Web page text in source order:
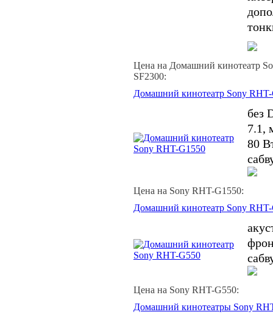
Цена на Домашний кинотеатр
SF2300:
Домашний кинотеатр Sony
без
7.1,
80
Цена на Sony RHT-G1550:
Домашний кинотеатр Sony
Цена на Sony RHT-G550:
Домашний кинотеатры Sony